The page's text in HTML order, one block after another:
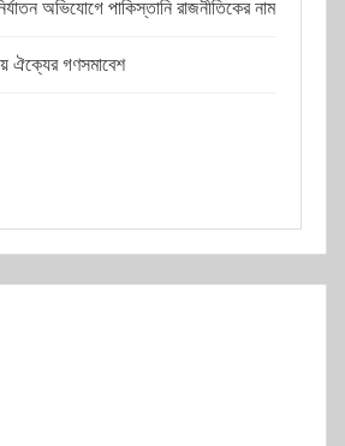
অভিযোগে পাকিস্তানি রাজনীতিকের নাম
ঐক্যের গণসমাবেশ